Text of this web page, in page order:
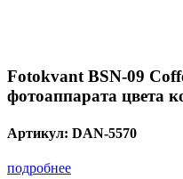
Fotokvant BSN-09
фотоаппарата цвета
Артикул: DAN-5570
подробнее